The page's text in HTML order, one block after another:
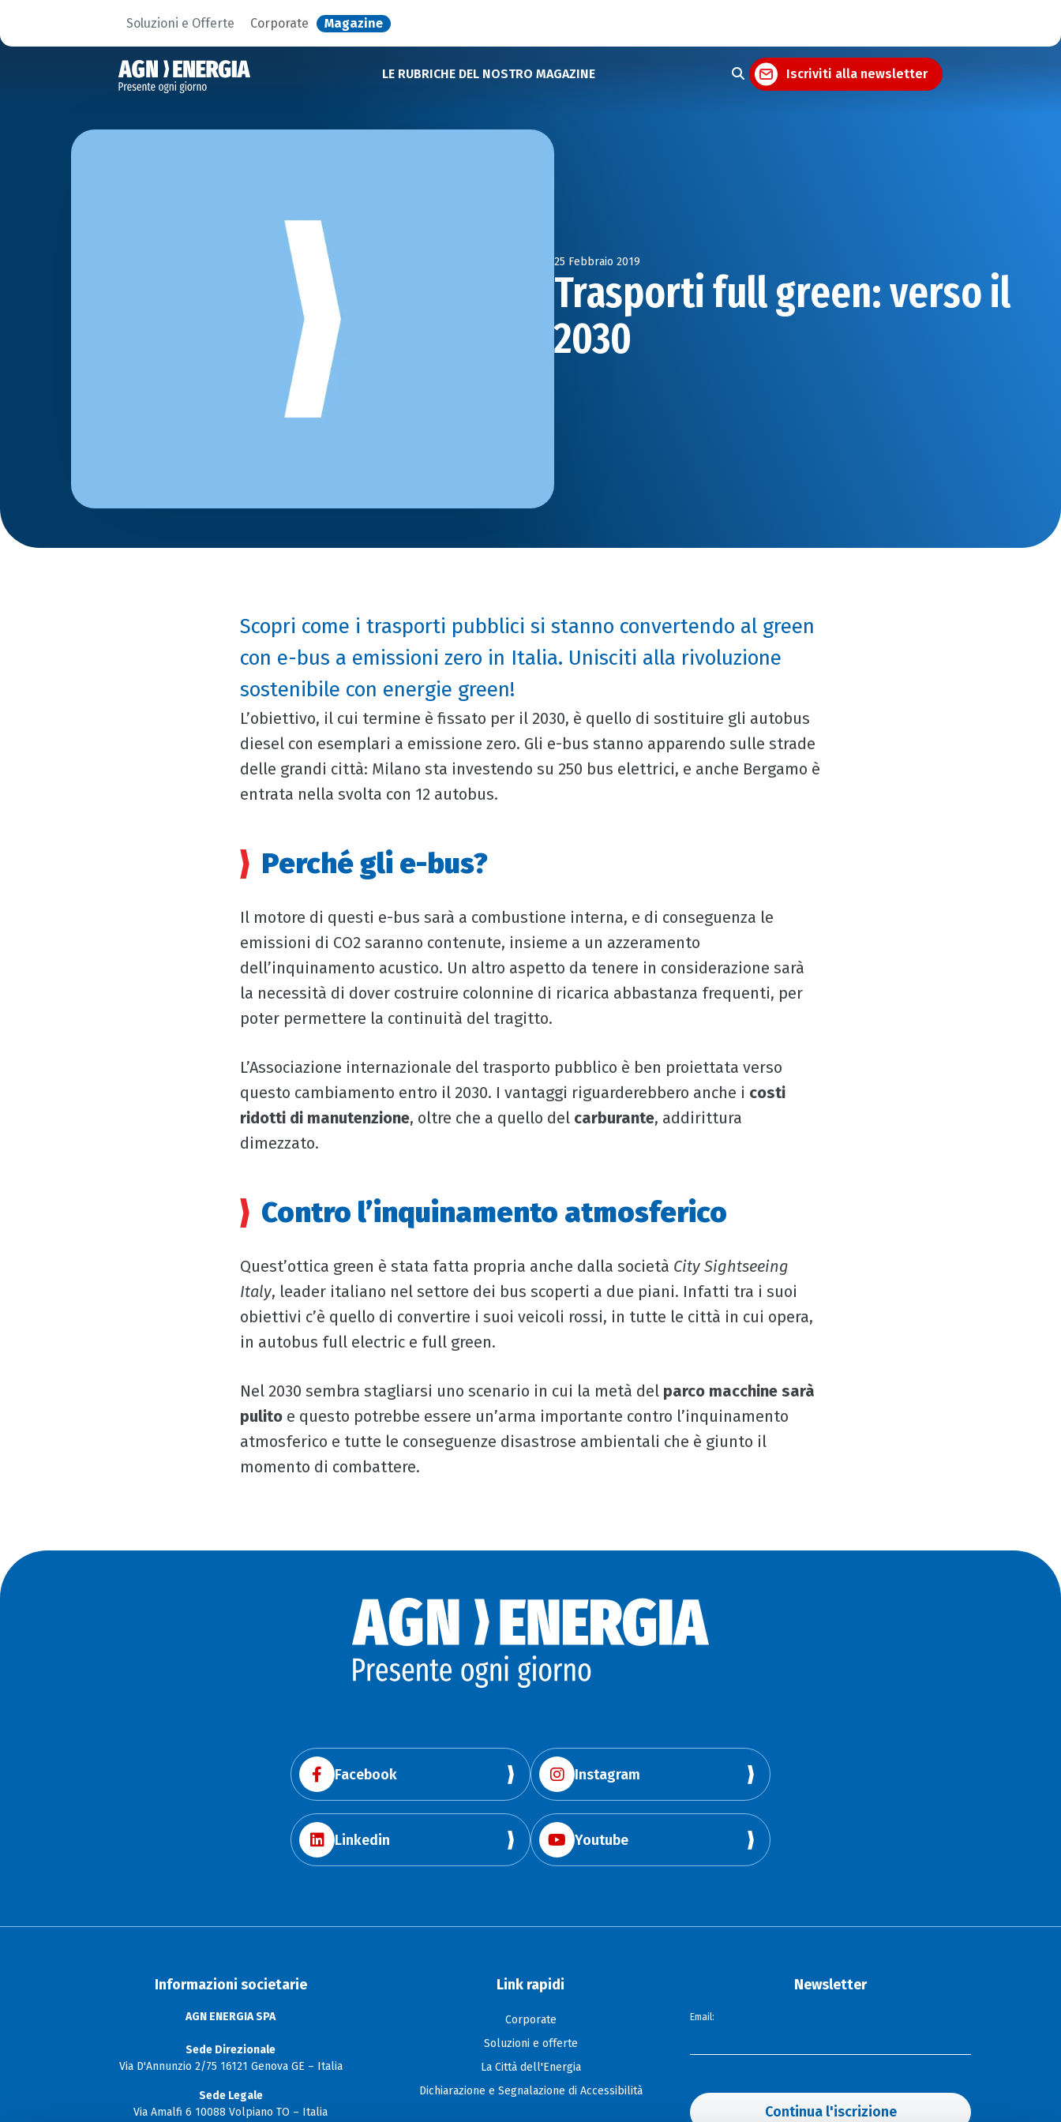
Soluzioni e Offerte Corporate Magazine
LE RUBRICHE DEL NOSTRO MAGAZINE Iscriviti alla newsletter
25 Febbraio 2019
Trasporti full green: verso il
2030
Scopri come i trasporti pubblici si stanno convertendo al green
con e-bus a emissioni zero in Italia. Unisciti alla rivoluzione
sostenibile con energie green!
L’obiettivo, il cui termine è fissato per il 2030, è quello di sostituire gli autobus
diesel con esemplari a emissione zero. Gli e-bus stanno apparendo sulle strade
delle grandi città: Milano sta investendo su 250 bus elettrici, e anche Bergamo è
entrata nella svolta con 12 autobus.
Perché gli e-bus?
Il motore di questi e-bus sarà a combustione interna, e di conseguenza le
emissioni di CO2 saranno contenute, insieme a un azzeramento
dell’inquinamento acustico. Un altro aspetto da tenere in considerazione sarà
la necessità di dover costruire colonnine di ricarica abbastanza frequenti, per
poter permettere la continuità del tragitto.
L’Associazione internazionale del trasporto pubblico è ben proiettata verso
questo cambiamento entro il 2030. I vantaggi riguarderebbero anche i costi
ridotti di manutenzione, oltre che a quello del carburante, addirittura
dimezzato.
Contro l’inquinamento atmosferico
Quest’ottica green è stata fatta propria anche dalla società City Sightseeing
Italy, leader italiano nel settore dei bus scoperti a due piani. Infatti tra i suoi
obiettivi c’è quello di convertire i suoi veicoli rossi, in tutte le città in cui opera,
in autobus full electric e full green.
Nel 2030 sembra stagliarsi uno scenario in cui la metà del parco macchine sarà
pulito e questo potrebbe essere un’arma importante contro l’inquinamento
atmosferico e tutte le conseguenze disastrose ambientali che è giunto il
momento di combattere.
Facebook Instagram
Linkedin Youtube
Informazioni societarie
AGN ENERGIA SPA
Sede Direzionale
Via D'Annunzio 2/75 16121 Genova GE – Italia
Sede Legale
Via Amalfi 6 10088 Volpiano TO – Italia
Link rapidi
Corporate
Soluzioni e offerte
La Città dell'Energia
Dichiarazione e Segnalazione di Accessibilità
Newsletter
Email:
Continua l'iscrizione